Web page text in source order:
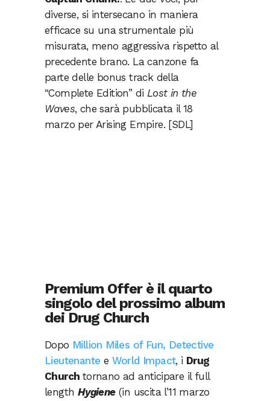
diverse, si intersecano in maniera
efficace su una strumentale più
misurata, meno aggressiva rispetto al
precedente brano. La canzone fa
parte delle bonus track della
“Complete Edition” di Lost in the
Waves, che sarà pubblicata il 18
marzo per Arising Empire. [SDL]
Premium Offer è il quarto
singolo del prossimo album
dei Drug Church
Dopo Million Miles of Fun, Detective
Lieutenante e World Impact, i Drug
Church tornano ad anticipare il full
length Hygiene(in uscita l’11 marzo